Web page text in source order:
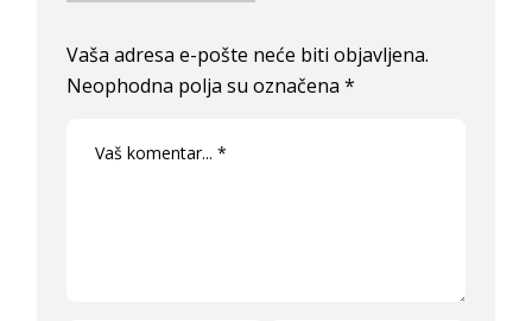
Vaša adresa e-pošte neće biti objavljena.
Neophodna polja su označena*